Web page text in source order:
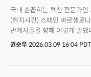
국내 손꼽히는 혁신 전문가
(현지시간) 스페인 바르셀로
관계자들을 향해 이렇게 말했
대표는 인텔과 퀄컴을 대비
권순우 2026.03.09 16:04 PDT